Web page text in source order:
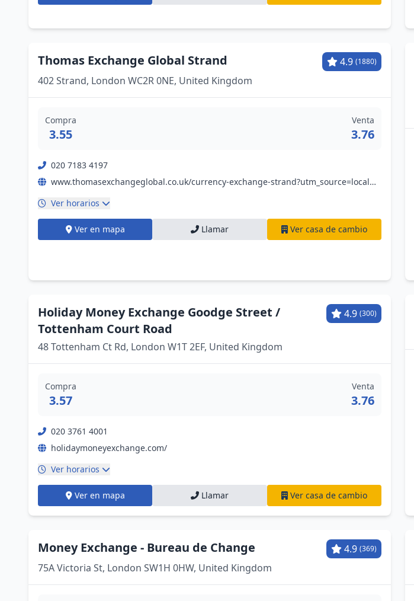
Thomas Exchange Global Strand 4.9 (1880)
402 Strand, London WC2R 0NE, United Kingdom
Compra
3.55
Venta
3.76
020 7183 4197
www.thomasexchangeglobal.co.uk/currency-exchange-strand?utm_source=local&utm_medium=organic&utm_campaign=googlemybusiness&utm_content=strand
Ver horarios
Ver en mapa Llamar Ver casa de cambio
Holiday Money Exchange Goodge Street /
Tottenham Court Road
4.9 (300)
48 Tottenham Ct Rd, London W1T 2EF, United Kingdom
Compra
3.57
Venta
3.76
020 3761 4001
holidaymoneyexchange.com/
Ver horarios
Ver en mapa Llamar Ver casa de cambio
Money Exchange - Bureau de Change 4.9 (369)
75A Victoria St, London SW1H 0HW, United Kingdom